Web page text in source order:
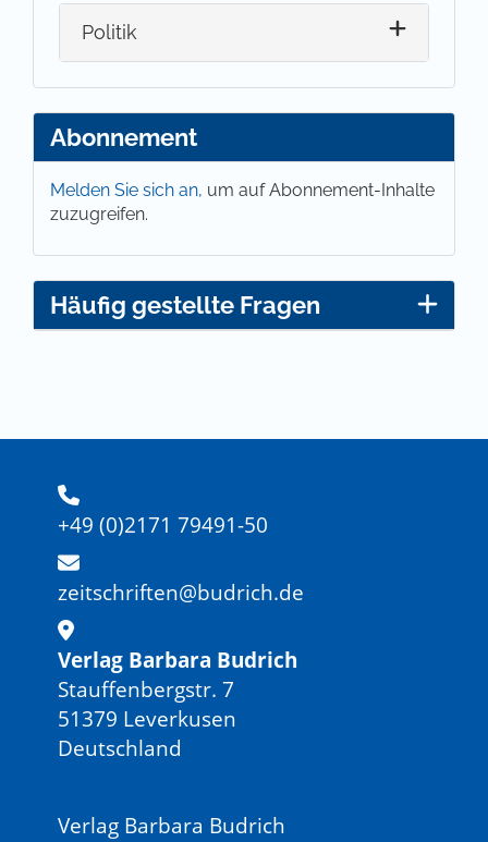
Politik
Abonnement
Melden Sie sich an, um auf Abonnement-Inhalte
zuzugreifen.
Häufig gestellte Fragen
+49 (0)2171 79491-50
zeitschriften@budrich.de
Verlag Barbara Budrich
Stauffenbergstr. 7
51379 Leverkusen
Deutschland
Verlag Barbara Budrich